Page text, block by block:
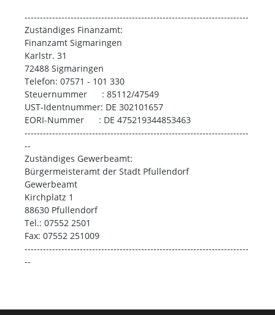
-------------------------------------------------------------------------
Zuständiges Finanzamt:
Finanzamt Sigmaringen
Karlstr. 31
72488 Sigmaringen
Telefon: 07571 - 101 330
Steuernummer : 85112/47549
UST-Identnummer: DE 302101657
EORI-Nummer : DE 475219344853463
-------------------------------------------------------------------------
--
Zuständiges Gewerbeamt:
Bürgermeisteramt der Stadt Pfullendorf
Gewerbeamt
Kirchplatz 1
88630 Pfullendorf
Tel.: 07552 2501
Fax: 07552 251009
-------------------------------------------------------------------------
--